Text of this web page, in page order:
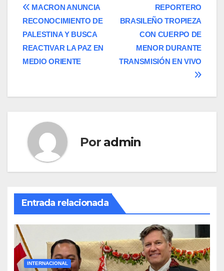
Navegación
de
entradas
REPORTERO
BRASILEÑO TROPIEZA
CON CUERPO DE
MENOR DURANTE
TRANSMISIÓN EN VIVO
MACRON ANUNCIA
RECONOCIMIENTO DE
PALESTINA Y BUSCA
REACTIVAR LA PAZ EN
MEDIO ORIENTE
Por admin
Entrada relacionada
INTERNACIONAL